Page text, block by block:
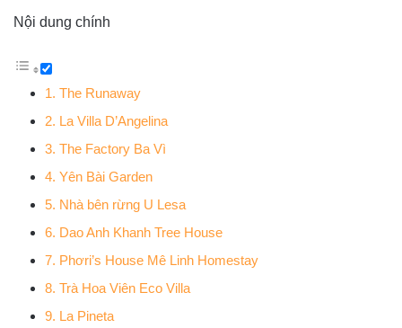
Nội dung chính
1. The Runaway
2. La Villa D’Angelina
3. The Factory Ba Vì
4. Yên Bài Garden
5. Nhà bên rừng U Lesa
6. Dao Anh Khanh Tree House
7. Phơri’s House Mê Linh Homestay
8. Trà Hoa Viên Eco Villa
9. La Pineta